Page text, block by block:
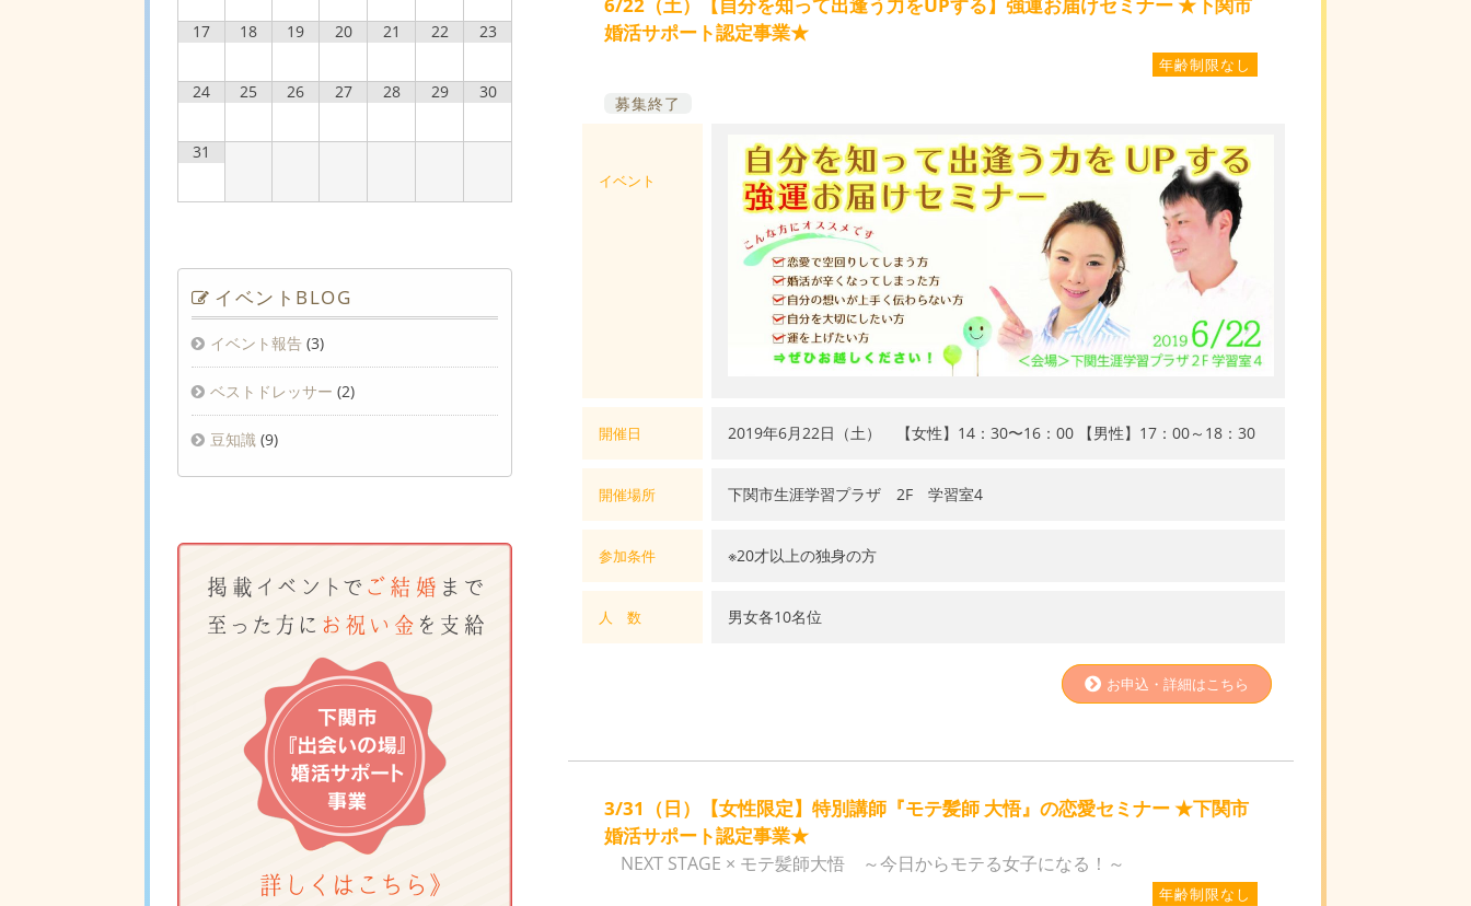
婚活サポート認定事業★
年齢制限なし
募集終了
イベント
開催日 2019年6月22日（土） 【女性】14：30〜16：00 【男性】17：00～18：30
開催場所 下関市生涯学習プラザ 2F 学習室4
参加条件 ※20才以上の独身の方
人 数 男女各10名位
お申込・詳細はこちら
3/31（日）【女性限定】特別講師『モテ髪師 大悟』の恋愛セミナー ★下関市
婚活サポート認定事業★
NEXT STAGE × モテ髪師大悟 ～今日からモテる女子になる！～
年齢制限なし
17 18 19 20 21 22 23
24 25 26 27 28 29 30
31
イベントBLOG
イベント報告 (3)
ベストドレッサー (2)
豆知識 (9)